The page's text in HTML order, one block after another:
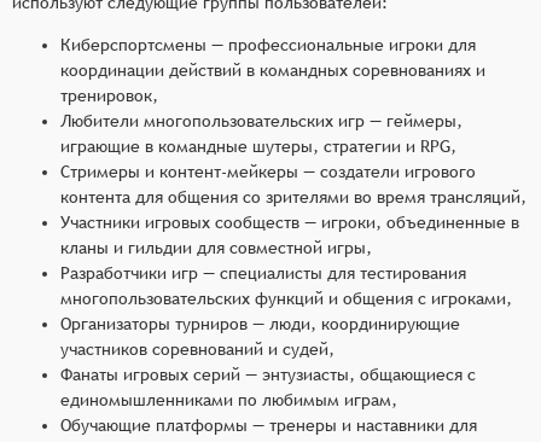
Киберспортсмены — профессиональные игроки для
координации действий в командных соревнованиях и
тренировок,
Любители многопользовательских игр — геймеры,
играющие в командные шутеры, стратегии и RPG,
Стримеры и контент-мейкеры — создатели игрового
контента для общения со зрителями во время трансляций,
Участники игровых сообществ — игроки, объединенные в
кланы и гильдии для совместной игры,
Разработчики игр — специалисты для тестирования
многопользовательских функций и общения с игроками,
Организаторы турниров — люди, координирующие
участников соревнований и судей,
Фанаты игровых серий — энтузиасты, общающиеся с
единомышленниками по любимым играм,
Обучающие платформы — тренеры и наставники для